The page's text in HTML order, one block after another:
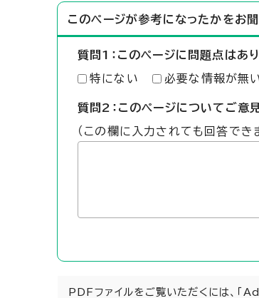
このページが参考になったかをお聞
質問1：このページに問題点はあ
特にない 必要な情報が無
質問2：このページについてご意
（この欄に入力されても回答でき
PDFファイルをご覧いただくには、「